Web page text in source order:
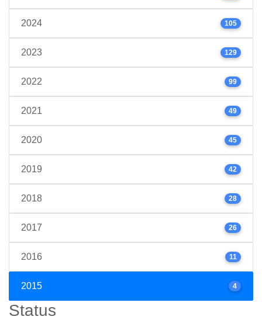
2024 105
2023 129
2022 99
2021 49
2020 45
2019 42
2018 28
2017 26
2016 11
2015 4
Status